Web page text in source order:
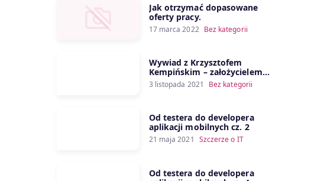
Jak otrzymać dopasowane
oferty pracy.
17 marca 2022 Bez kategorii
Wywiad z Krzysztofem
Kempińskim – założycielem
kanału Porozmawiajmy o IT
3 listopada 2021 Bez kategorii
Od testera do developera
aplikacji mobilnych cz. 2
21 maja 2021 Szczerze o IT
Od testera do developera